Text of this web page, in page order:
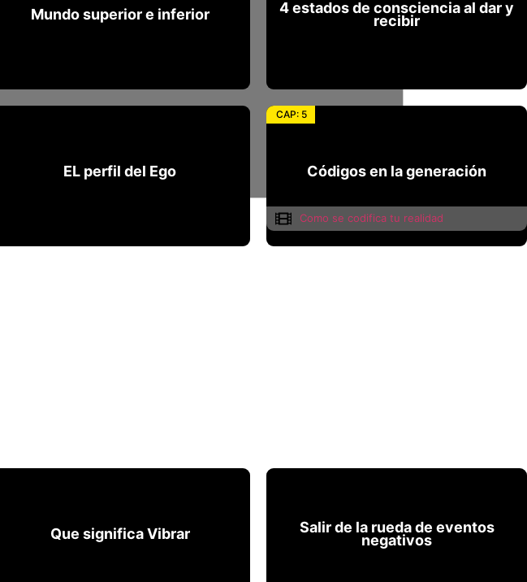
Mundo superior e inferior
Mundo superior e inferior
4 estados de consciencia al dar y
recibir
4 estados de consciencia al dar y
recibir
EL perfil del Ego
EL perfil del Ego
CAP: 5
Códigos en la generación
Códigos en la generación
Como se codifica tu realidad
Que significa Vibrar
Que significa Vibrar
Salir de la rueda de eventos
negativos
Salir de la rueda de eventos negativos